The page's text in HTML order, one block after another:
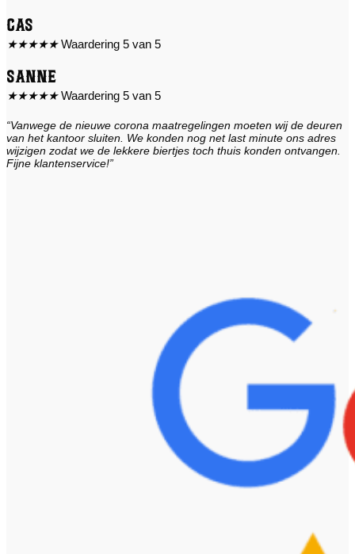
Cas
★★★★★ Waardering 5 van 5
Sanne
★★★★★ Waardering 5 van 5
“Vanwege de nieuwe corona maatregelingen moeten wij de deuren
van het kantoor sluiten. We konden nog net last minute ons adres
wijzigen zodat we de lekkere biertjes toch thuis konden ontvangen.
Fijne klantenservice!”